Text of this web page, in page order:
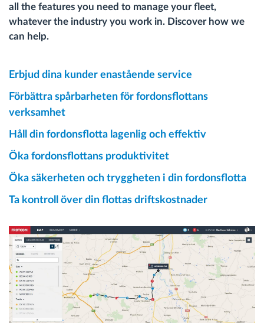
all the features you need to manage your fleet,
whatever the industry you work in. Discover how we
can help.
Erbjud dina kunder enastående service
Förbättra spårbarheten för fordonsflottans
verksamhet
Håll din fordonsflotta lagenlig och effektiv
Öka fordonsflottans produktivitet
Öka säkerheten och tryggheten i din fordonsflotta
Ta kontroll över din flottas driftskostnader